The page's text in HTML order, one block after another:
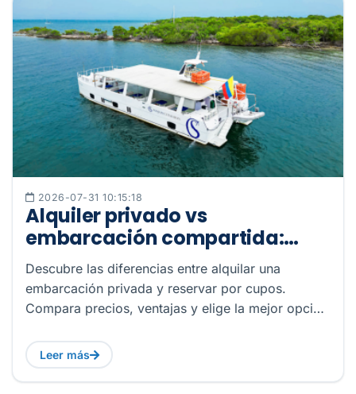
2026-07-31 10:15:18
Alquiler privado vs
embarcación compartida:
¿Cuál es la mejor opción para
tu próxima aventura?
Descubre las diferencias entre alquilar una
embarcación privada y reservar por cupos.
Compara precios, ventajas y elige la mejor opción
Leer más